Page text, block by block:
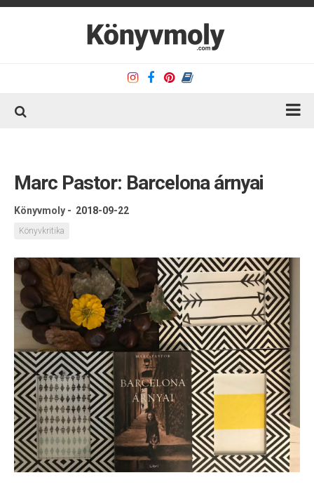
Könyvajánló
Kapcsolat
Könyveim
Rólam
Marc Pastor: Barcelona árnyai
Könyvmoly - 2018-09-22
Könyvkritika